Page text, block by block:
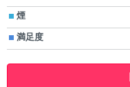
煙
満足度